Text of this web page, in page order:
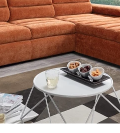
STOLOVANIE A VARENIE
Jedálenský servis
Príbory
Hrnce
Panvice
Zobrazit vše
Kúpeľňové zostavy
Jedálenské zostavy
Záhradné zostavy